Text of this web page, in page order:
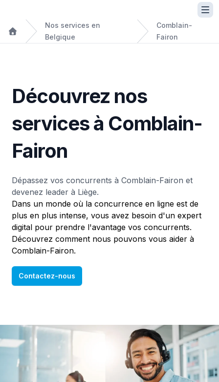
Nos services en
Belgique
Comblain-
Fairon
Découvrez nos
services à Comblain-
Fairon
Dépassez vos concurrents à Comblain-Fairon et
devenez leader à Liège.
Dans un monde où la concurrence en ligne est de
plus en plus intense, vous avez besoin d'un expert
digital pour prendre l'avantage vos concurrents.
Découvrez comment nous pouvons vous aider à
Comblain-Fairon.
Contactez-nous